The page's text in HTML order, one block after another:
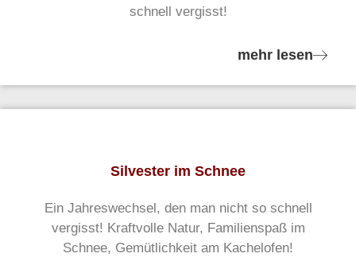
schnell vergisst!
mehr lesen
Silvester im Schnee
Ein Jahreswechsel, den man nicht so schnell
vergisst! Kraftvolle Natur, Familienspaß im
Schnee, Gemütlichkeit am Kachelofen!